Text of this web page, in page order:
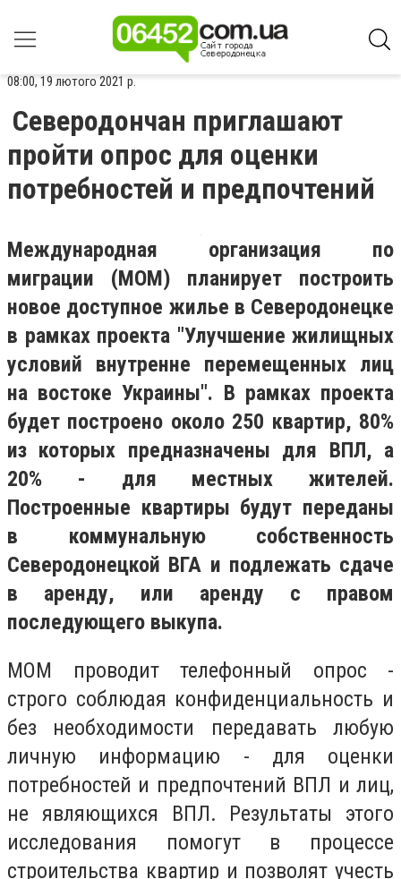
08:00, 19 лютого 2021 р.
Северодончан приглашают
пройти опрос для оценки
потребностей и предпочтений
Международная организация по
миграции (МОМ) планирует построить
новое доступное жилье в Северодонецке
в рамках проекта "Улучшение жилищных
условий внутренне перемещенных лиц
на востоке Украины". В рамках проекта
будет построено около 250 квартир, 80%
из которых предназначены для ВПЛ, а
20% - для местных жителей.
Построенные квартиры будут переданы
в коммунальную собственность
Северодонецкой ВГА и подлежать сдаче
в аренду, или аренду с правом
последующего выкупа.
МОМ проводит телефонный опрос -
строго соблюдая конфиденциальность и
без необходимости передавать любую
личную информацию - для оценки
потребностей и предпочтений ВПЛ и лиц,
не являющихся ВПЛ. Результаты этого
исследования помогут в процессе
строительства квартир и позволят учесть